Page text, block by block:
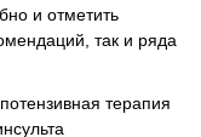
и отметить
так и ряда
терапия